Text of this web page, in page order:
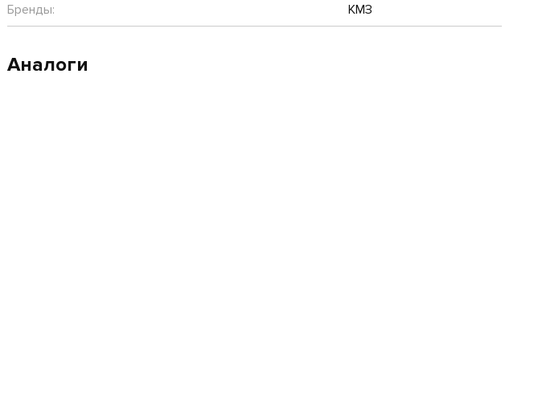
Бренды:
КМЗ
Аналоги